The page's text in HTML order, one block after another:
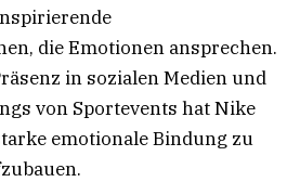
die Emotionen ansprechen.
in sozialen Medien und
von Sportevents hat Nike
emotionale Bindung zu